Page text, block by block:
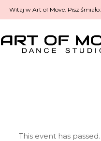
Witaj w Art of Move. Pisz śmiało:
This event has passed.